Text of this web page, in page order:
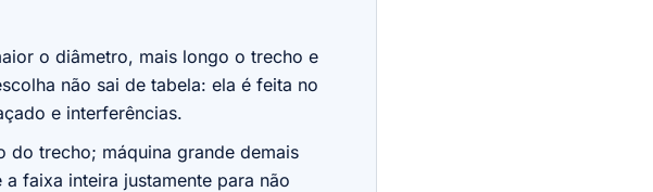
o diâmetro, mais longo o trecho e
não sai de tabela: ela é feita no
e interferências.
do trecho; máquina grande demais
faixa inteira justamente para não